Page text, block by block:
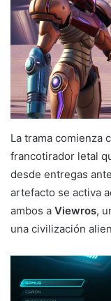
La trama comienza
francotirador letal
desde entregas
artefacto se activa
ambos a Viewros,
una civilización